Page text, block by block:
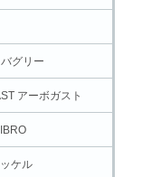
グリー
アーボガスト
ケル